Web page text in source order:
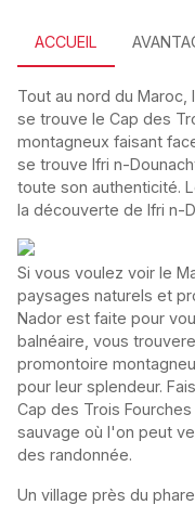
ACCUEIL
Tout au nord du
se trouve le Cap des
montagneux faisant
se trouve Ifri n-
toute son authenticité.
la découverte de Ifri n-
Si vous voulez voir le
paysages naturels et
Nador est faite pour
balnéaire, vous
promontoire
pour leur splendeur.
Cap des Trois
sauvage où l'on peut
des randonnée.
Un village près du